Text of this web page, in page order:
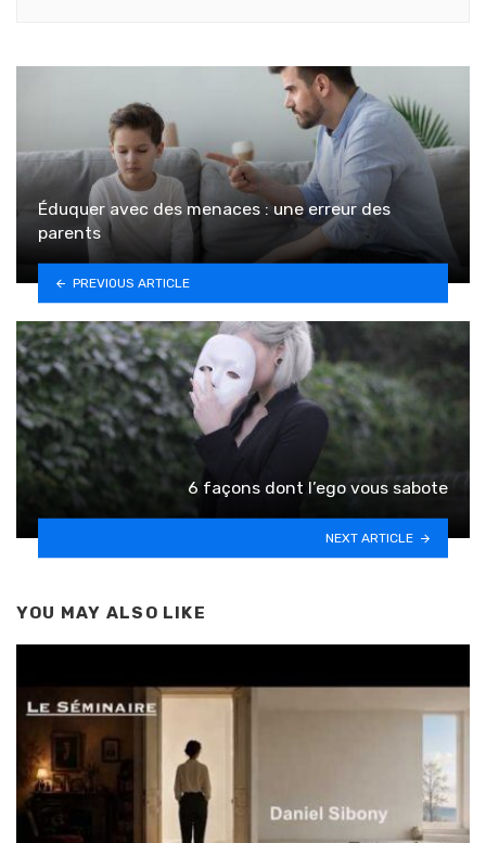
Éduquer avec des menaces : une erreur des
parents
PREVIOUS ARTICLE
6 façons dont l’ego vous sabote
NEXT ARTICLE
YOU MAY ALSO LIKE